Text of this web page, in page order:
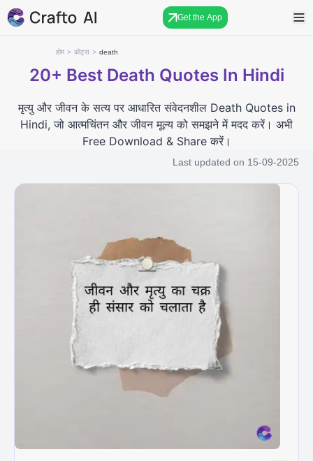
Get the App
होम > कोट्स > death
20+ Best Death Quotes In Hindi​
मृत्यु और जीवन के सत्य पर आधारित संवेदनशील Death Quotes in
Hindi, जो आत्मचिंतन और जीवन मूल्य को समझने में मदद करें। अभी
Free Download & Share करें।
Last updated on 15-09-2025